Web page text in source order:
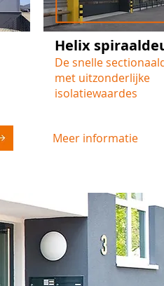
Helix
De snelle
met uitzonderlijke
isolatiewaardes
Meer informatie